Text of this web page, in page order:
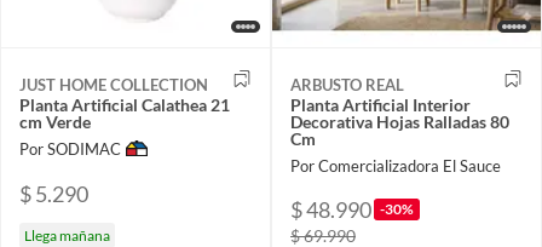
JUST HOME COLLECTION
Planta Artificial Calathea 21
cm Verde
Por SODIMAC
$ 5.290
Llega mañana
ARBUSTO REAL
Planta Artificial Interior
Decorativa Hojas Ralladas 80
Cm
Por Comercializadora El Sauce
$ 48.990 -30%
$ 69.990